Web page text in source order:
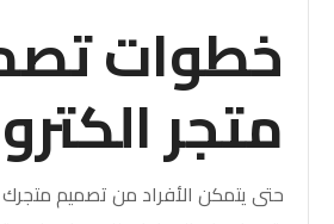
خطوات
متجر
حتى يتمكن الأفراد من تصميم